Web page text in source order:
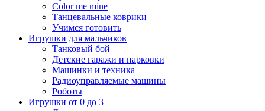
Сolor me mine
Танцевальные коврики
Учимся готовить
Игрушки для мальчиков
Танковый бой
Детские гаражи и парковки
Машинки и техника
Радиоуправляемые машины
Роботы
Игрушки от 0 до 3